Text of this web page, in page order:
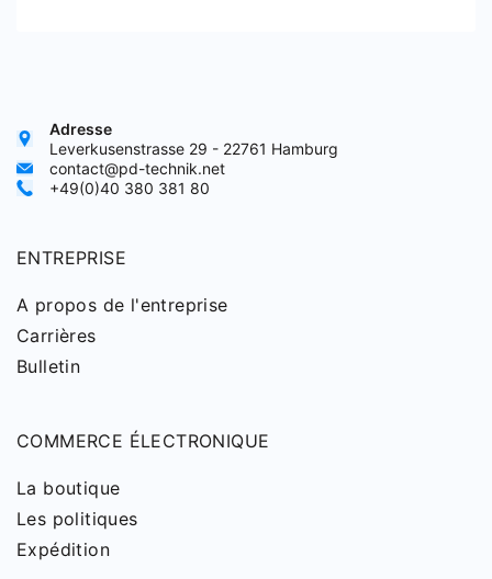
Adresse
Leverkusenstrasse 29 - 22761 Hamburg
contact@pd-technik.net
+49(0)40 380 381 80
ENTREPRISE
A propos de l'entreprise
Carrières
Bulletin
COMMERCE ÉLECTRONIQUE
La boutique
Les politiques
Expédition